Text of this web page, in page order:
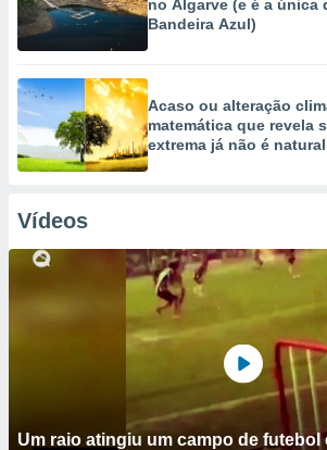
no Algarve (e é a única
Bandeira Azul)
Acaso ou alteração
matemática que revela
extrema já não é natural
Vídeos
Um raio atingiu um campo de futebol